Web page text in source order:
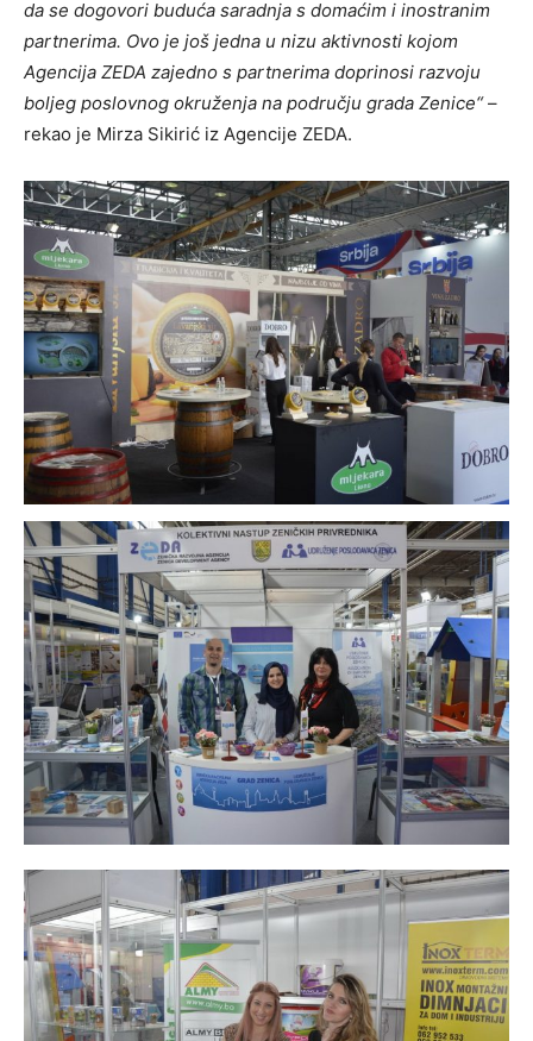
da se dogovori buduća saradnja s domaćim i inostranim
partnerima. Ovo je još jedna u nizu aktivnosti kojom
Agencija ZEDA zajedno s partnerima doprinosi razvoju
boljeg poslovnog okruženja na području grada Zenice“–
rekao je Mirza Sikirić iz Agencije ZEDA.